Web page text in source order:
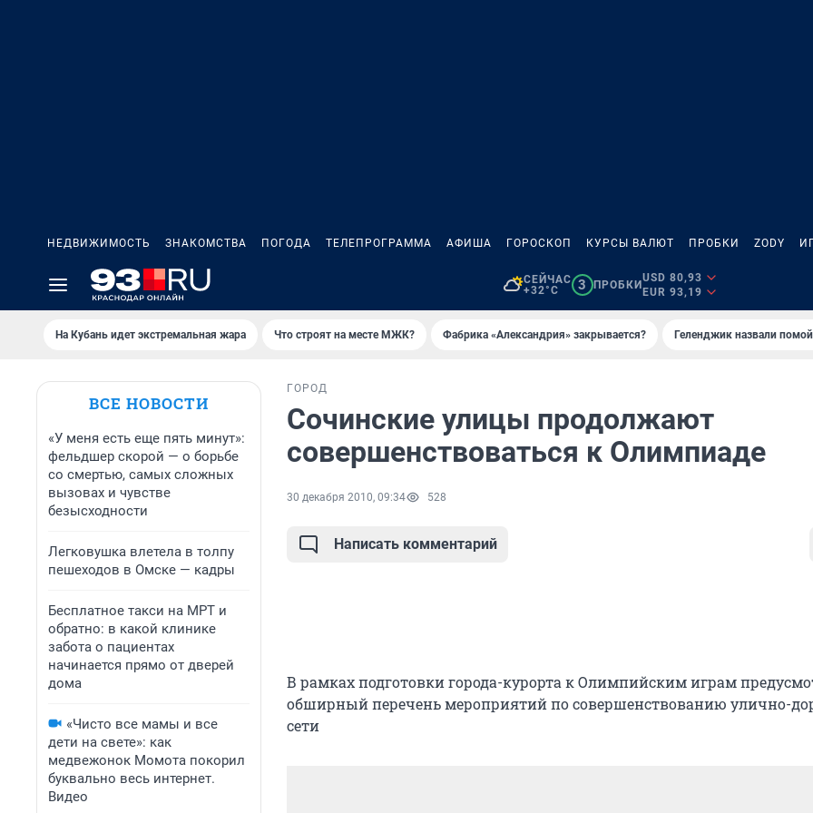
НЕДВИЖИМОСТЬ ЗНАКОМСТВА ПОГОДА ТЕЛЕПРОГРАММА АФИША ГОРОСКОП КУРСЫ ВАЛЮТ ПРОБКИ ZODY
СЕЙЧАС
+32°C
3 ПРОБКИ
USD 80,93
EUR 93,19
На Кубань идет экстремальная жара Что строят на месте МЖК? Фабрика «Александрия» закрывается? Геленджик назвали
ВСЕ НОВОСТИ
«У меня есть еще пять минут»:
фельдшер скорой — о борьбе
со смертью, самых сложных
вызовах и чувстве
безысходности
Легковушка влетела в толпу
пешеходов в Омске — кадры
Бесплатное такси на МРТ и
обратно: в какой клинике
забота о пациентах
начинается прямо от дверей
дома
«Чисто все мамы и все
дети на свете»: как
медвежонок Момота покорил
буквально весь интернет.
Видео
ГОРОД
Сочинские улицы продолжают
совершенствоваться к Олимпиаде
30 декабря 2010, 09:34 528
Написать комментарий
В рамках подготовки города-курорта к Олимпийским играм
обширный перечень мероприятий по совершенствованию улично-
сети